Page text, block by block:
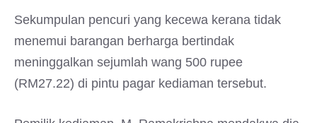
Sekumpulan pencuri yang kecewa kerana tidak
menemui barangan berharga bertindak
meninggalkan sejumlah wang 500 rupee
(RM27.22) di pintu pagar kediaman tersebut.